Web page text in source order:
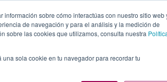
sobre cómo interactúas con nuestro sitio web
de navegación y para el análisis y la medición de
sobre las cookies que utilizamos, consulta nuestra
sola cookie en tu navegador para recordar tu
TE OFRECEMOS PLANES NUESTROS